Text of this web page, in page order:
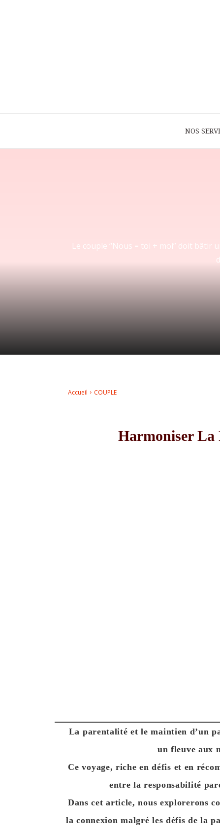
NOS
Le couple “Nous = toi + moi” doit bâtir
Accueil COUPLE
Harmoniser La
La parentalité et le maintien d’un
un fleuve aux
Ce voyage, riche en défis et en
entre la responsabilité
Dans cet article, nous explorerons
la connexion malgré les défis de la